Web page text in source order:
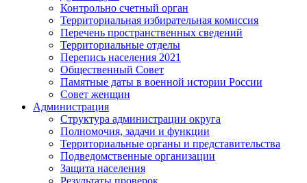
Контрольно счетный орган
Территориальная избирательная комиссия
Перечень пространственных сведений
Территориальные отделы
Перепись населения 2021
Общественный Совет
Памятные даты в военной истории России
Совет женщин
Администрация
Структура администрации округа
Полномочия, задачи и функции
Территориальные органы и представительства
Подведомственные организации
Защита населения